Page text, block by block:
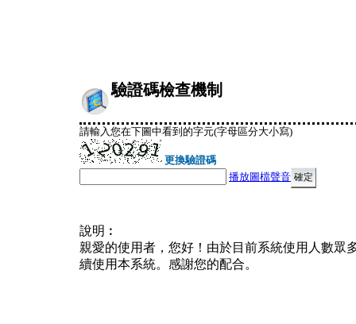
驗證碼檢查機制
請輸入您在下圖中看到的字元(字母區分大小寫)
更換驗證碼
播放圖檔聲音
說明︰
親愛的使用者，您好！由於目前系統使用人數眾
續使用本系統。感謝您的配合。